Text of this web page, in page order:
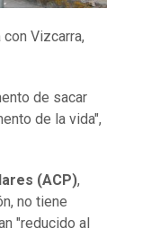
Vizcarra,
de sacar
de la vida",
(ACP),
no tiene
"reducido al